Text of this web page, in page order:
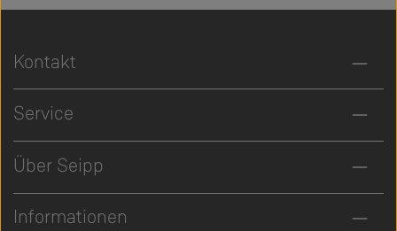
Kontakt
Service
Über Seipp
Informationen